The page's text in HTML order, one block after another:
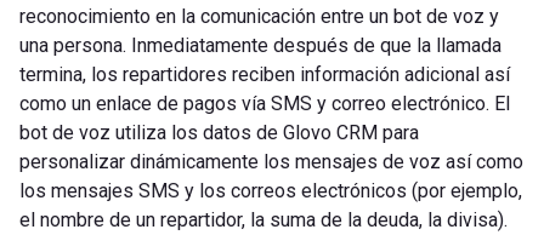
reconocimiento en la comunicación entre un bot de voz y
una persona. Inmediatamente después de que la llamada
termina, los repartidores reciben información adicional así
como un enlace de pagos vía SMS y correo electrónico. El
bot de voz utiliza los datos de Glovo CRM para
personalizar dinámicamente los mensajes de voz así como
los mensajes SMS y los correos electrónicos (por ejemplo,
el nombre de un repartidor, la suma de la deuda, la divisa).